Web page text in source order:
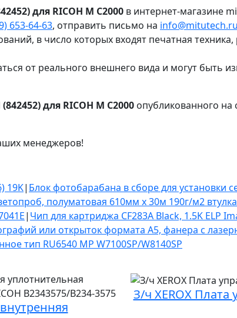
для RICOH M C2000 в интернет-магазине
653-64-63, отправить письмо на info@mitutech.ru
в число которых входят печатная
от реального внешнего вида и могут быть
для RICOH M C2000 опубликованного на
менеджеров!
19K| Блок фотобарабана в сборе для установки
полуматовая 610мм х 30м 190г/м2
| Чип для картриджа CF283A Black, 1.5K ELP
или открыток формата А5, фанера с
тип RU6540 MP W7100SP/W8140SP
З/ч XEROX Плата